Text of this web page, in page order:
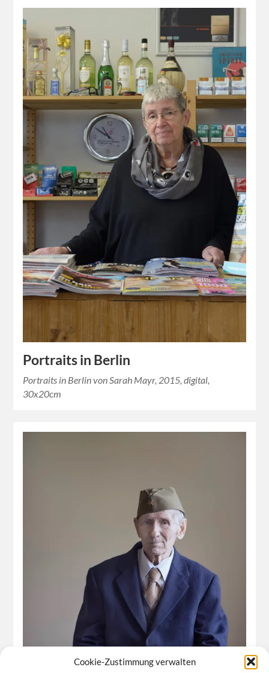
Cookie-Zustimmung verwalten
Portraits in Berlin
Portraits in Berlin von Sarah Mayr, 2015, digital,
30x20cm